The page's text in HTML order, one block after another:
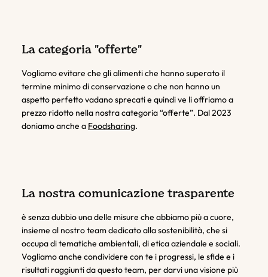
La categoria "offerte"
Vogliamo evitare che gli alimenti che hanno superato il
termine minimo di conservazione o che non hanno un
aspetto perfetto vadano sprecati e quindi ve li offriamo a
prezzo ridotto nella nostra categoria “offerte”. Dal 2023
doniamo anche a Foodsharing.
La nostra comunicazione trasparente
è senza dubbio una delle misure che abbiamo più a cuore,
insieme al nostro team dedicato alla sostenibilità, che si
occupa di tematiche ambientali, di etica aziendale e sociali.
Vogliamo anche condividere con te i progressi, le sfide e i
risultati raggiunti da questo team, per darvi una visione più